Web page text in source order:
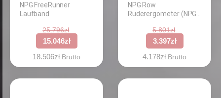
NPG FreeRunner
Laufband
25.796zł
15.046zł
18.506zł Brutto
NPG Row
Ruderergometer (NPG
ergometer)
5.801zł
3.397zł
4.178zł Brutto